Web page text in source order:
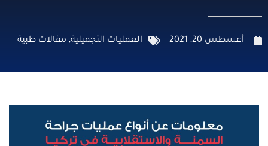
أغسطس 20, 2021 العمليات التجميلية, مقالات طبية